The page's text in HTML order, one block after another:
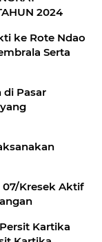
2024
ke Rote Ndao
Serta
di Pasar
07/Kresek Aktif
Kartika